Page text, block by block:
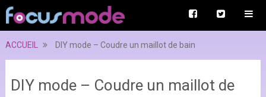
ACCUEIL DIY mode – Coudre un maillot de bain
DIY mode – Coudre un maillot de